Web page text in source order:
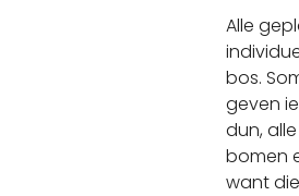
Alle
bos.
geven
dun,
bomen
want